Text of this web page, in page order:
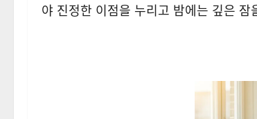
야 진정한 이점을 누리고 밤에는 깊은